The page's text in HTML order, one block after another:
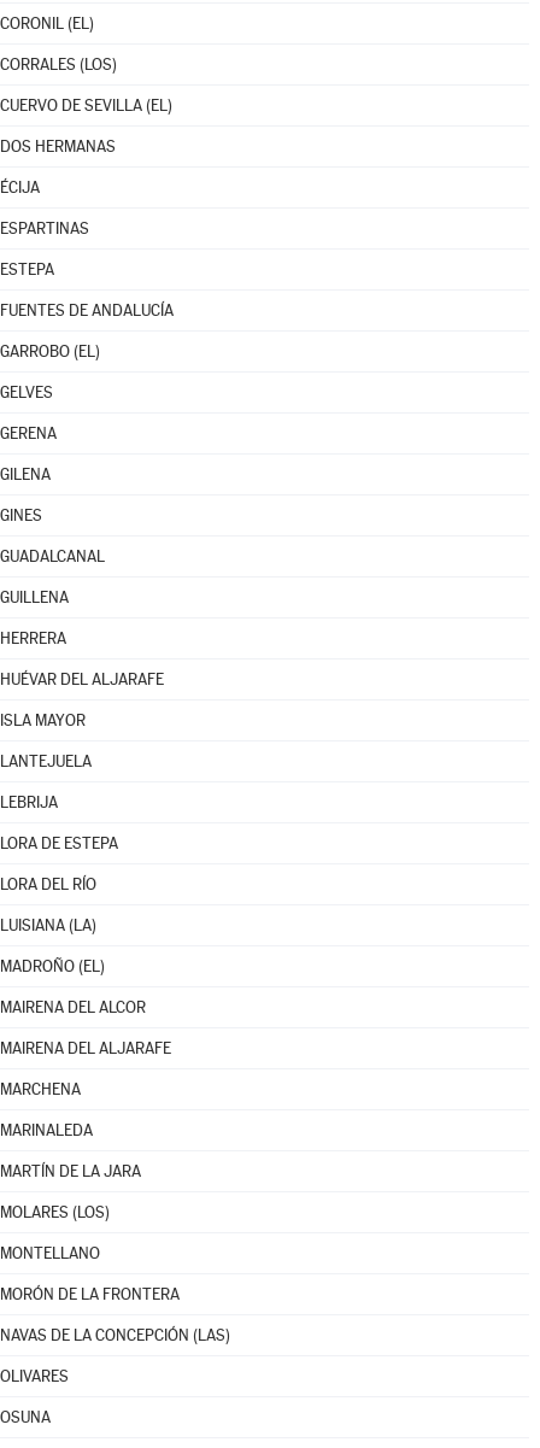
CORONIL (EL)
CORRALES (LOS)
CUERVO DE SEVILLA (EL)
DOS HERMANAS
ÉCIJA
ESPARTINAS
ESTEPA
FUENTES DE ANDALUCÍA
GARROBO (EL)
GELVES
GERENA
GILENA
GINES
GUADALCANAL
GUILLENA
HERRERA
HUÉVAR DEL ALJARAFE
ISLA MAYOR
LANTEJUELA
LEBRIJA
LORA DE ESTEPA
LORA DEL RÍO
LUISIANA (LA)
MADROÑO (EL)
MAIRENA DEL ALCOR
MAIRENA DEL ALJARAFE
MARCHENA
MARINALEDA
MARTÍN DE LA JARA
MOLARES (LOS)
MONTELLANO
MORÓN DE LA FRONTERA
NAVAS DE LA CONCEPCIÓN (LAS)
OLIVARES
OSUNA